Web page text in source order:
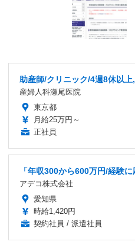
助産師/クリニック/4週8休以上
産婦人科瀬尾医院
東京都
月給25万円～
正社員
「年収300から600万円/経験
アデコ株式会社
愛知県
時給1,420円
契約社員 / 派遣社員